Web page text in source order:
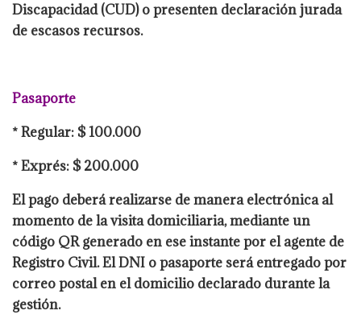
Discapacidad (CUD) o presenten declaración jurada
de escasos recursos.
Pasaporte
* Regular: $ 100.000
* Exprés: $ 200.000
El pago deberá realizarse de manera electrónica al
momento de la visita domiciliaria, mediante un
código QR generado en ese instante por el agente de
Registro Civil. El DNI o pasaporte será entregado por
correo postal en el domicilio declarado durante la
gestión.